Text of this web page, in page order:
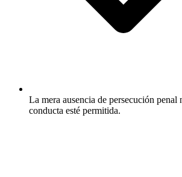
La mera ausencia de persecución penal
conducta esté permitida.